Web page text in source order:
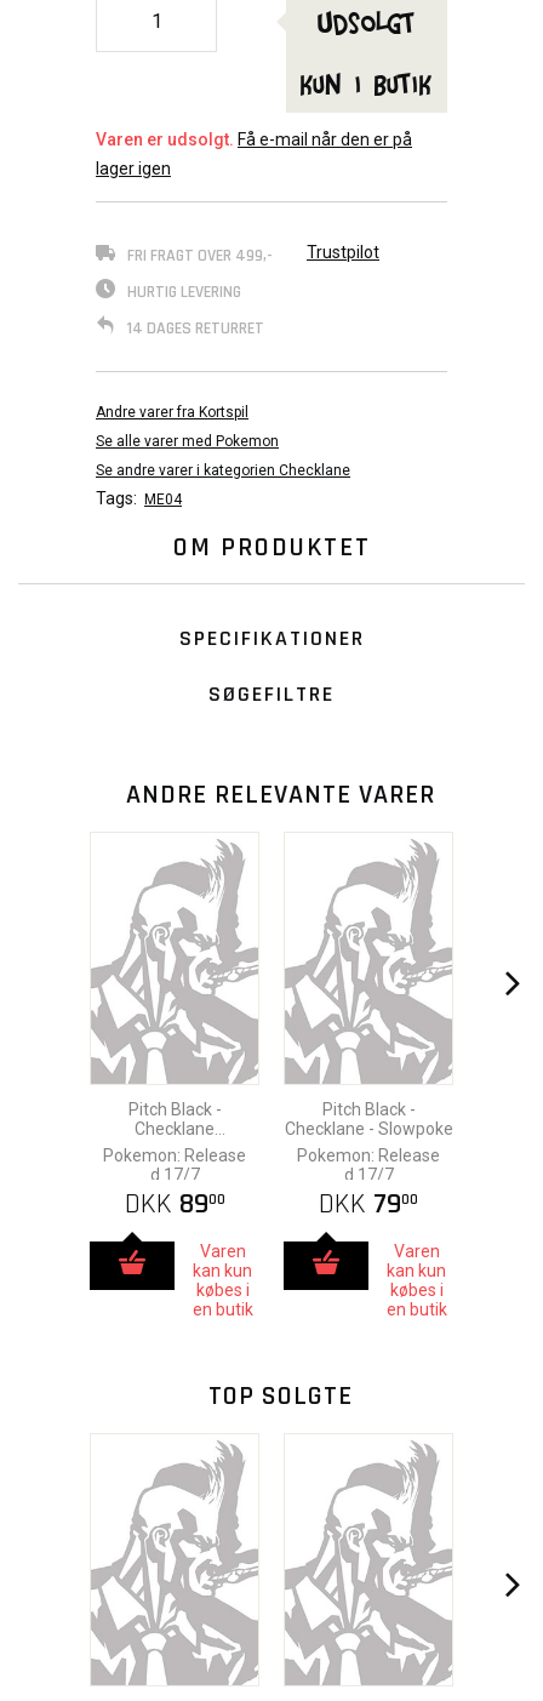
Udsolgt
Kun i butik
Varen er udsolgt. Få e-mail når den er på
lager igen
FRI FRAGT OVER 499,-
HURTIG LEVERING
14 DAGES RETURRET
Trustpilot
Andre varer fra Kortspil
Se alle varer med Pokemon
Se andre varer i kategorien Checklane
Tags: ME04
OM PRODUKTET
SPECIFIKATIONER
SØGEFILTRE
ANDRE RELEVANTE VARER
Pitch Black -
Checklane
Flygon/Pawmot
Pokemon: Release
d.17/7
DKK 8900
Varen
kan kun
købes i
en butik
Pitch Black -
Checklane - Slowpoke
Pokemon: Release
d.17/7
DKK 7900
Varen
kan kun
købes i
en butik
TOP SOLGTE